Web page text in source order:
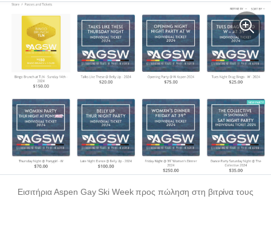
Εισιτήρια Aspen Gay Ski Week προς πώληση στη βιτρίνα τους